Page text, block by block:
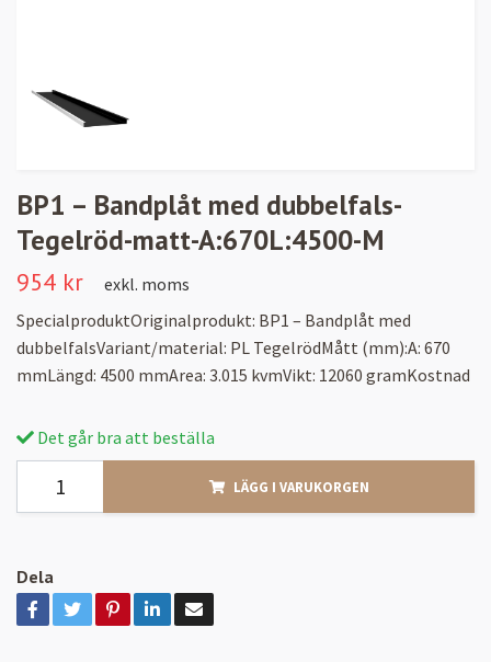
BP1 – Bandplåt med dubbelfals-
Tegelröd-matt-A:670L:4500-M
954 kr
exkl. moms
SpecialproduktOriginalprodukt: BP1 – Bandplåt med
dubbelfalsVariant/material: PL TegelrödMått (mm):A: 670
mmLängd: 4500 mmArea: 3.015 kvmVikt: 12060 gramKostnad
Det går bra att beställa
LÄGG I VARUKORGEN
Dela